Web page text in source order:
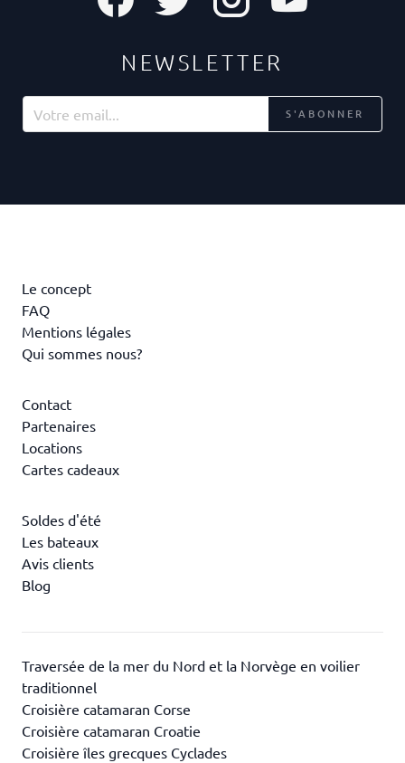
NEWSLETTER
S'ABONNER
Le concept
FAQ
Mentions légales
Qui sommes nous?
Contact
Partenaires
Locations
Cartes cadeaux
Soldes d'été
Les bateaux
Avis clients
Blog
Traversée de la mer du Nord et la Norvège en voilier
traditionnel
Croisière catamaran Corse
Croisière catamaran Croatie
Croisière îles grecques Cyclades